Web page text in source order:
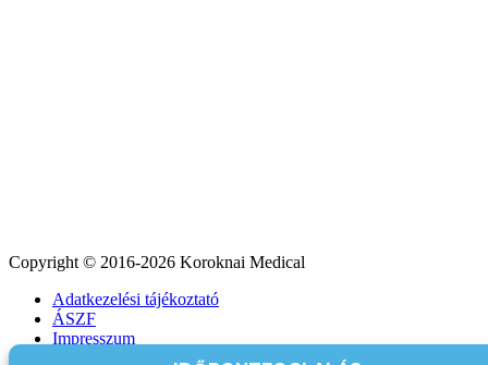
Copyright © 2016-2026 Koroknai Medical
Adatkezelési tájékoztató
ÁSZF
Impresszum